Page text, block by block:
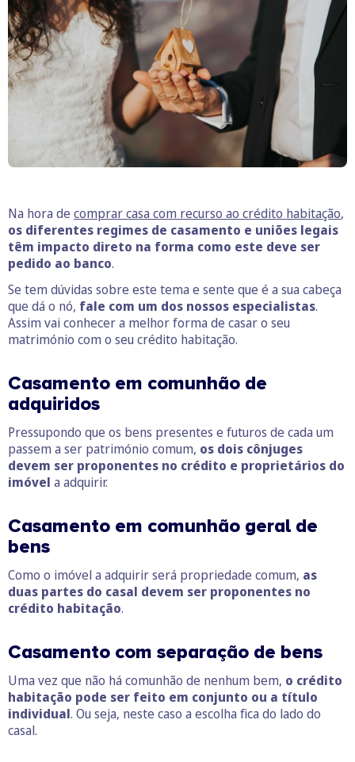
Na hora de comprar casa com recurso ao crédito habitação,
os diferentes regimes de casamento e uniões legais
têm impacto direto na forma como este deve ser
pedido ao banco.
Se tem dúvidas sobre este tema e sente que é a sua cabeça
que dá o nó, fale com um dos nossos especialistas.
Assim vai conhecer a melhor forma de casar o seu
matrimónio com o seu crédito habitação.
Casamento em comunhão de
adquiridos
Pressupondo que os bens presentes e futuros de cada um
passem a ser património comum, os dois cônjuges
devem ser proponentes no crédito e proprietários do
imóvel a adquirir.
Casamento em comunhão geral de
bens
Como o imóvel a adquirir será propriedade comum, as
duas partes do casal devem ser proponentes no
crédito habitação.
Casamento com separação de bens
Uma vez que não há comunhão de nenhum bem, o crédito
habitação pode ser feito em conjunto ou a título
individual. Ou seja, neste caso a escolha fica do lado do
casal.